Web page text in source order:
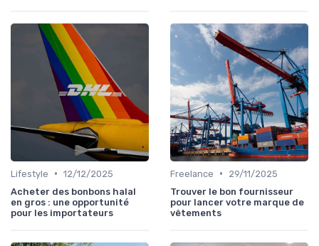
Lifestyle • 12/12/2025
Acheter des bonbons halal
en gros : une opportunité
pour les importateurs
Freelance •
29/11/2025
Trouver le bon fournisseur
pour lancer votre marque de
vêtements